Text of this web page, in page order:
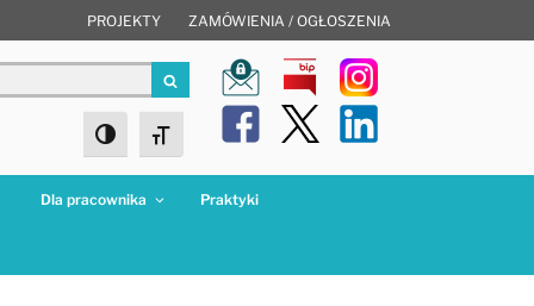
PROJEKTY ZAMÓWIENIA / OGŁOSZENIA
Szukaj
Toggle High Contrast
Toggle Font size
Dla pracownika Praktyki